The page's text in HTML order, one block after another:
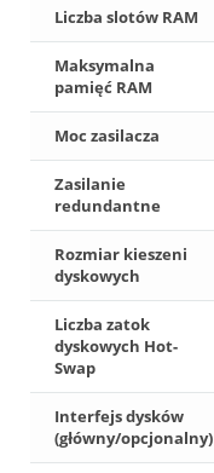
Liczba slotów RAM
Maksymalna
pamięć RAM
Moc zasilacza
Zasilanie
redundantne
Rozmiar kieszeni
dyskowych
Liczba zatok
dyskowych Hot-
Swap
Interfejs dysków
(główny/opcjonalny)